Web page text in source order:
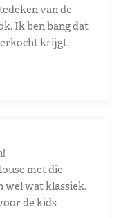
van de
Ik ben bang dat
krijgt.
met die
wel wat klassiek.
de kids